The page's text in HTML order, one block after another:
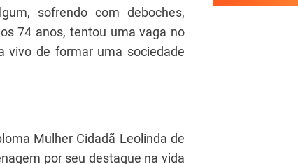
sofrendo com deboches,
74 anos, tentou uma vaga no
vivo de formar uma sociedade
Mulher Cidadã Leolinda de
por seu destaque na vida